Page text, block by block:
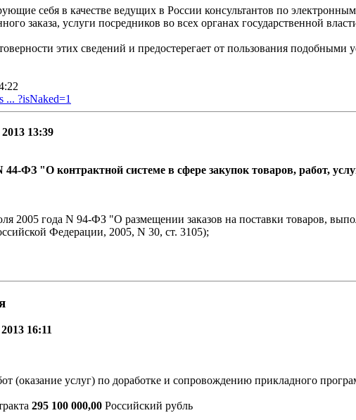
себя в качестве ведущих в России консультантов по
заказа, услуги посредников во всех органах государственной
этих сведений и предостерегает от пользования
... ?isNaked=1
13:39
44-ФЗ "О контрактной системе в сфере закупок товаров, работ,
2005 года N 94-ФЗ "О размещении заказов на поставки товаров,
Федерации, 2005, N 30, ст. 3105);
16:11
(оказание услуг) по доработке и сопровождению прикладного
295 100 000,00 Российский рубль